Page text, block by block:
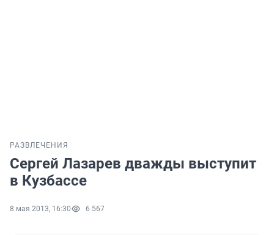
РАЗВЛЕЧЕНИЯ
Сергей Лазарев дважды выступит
в Кузбассе
8 мая 2013, 16:30 6 567